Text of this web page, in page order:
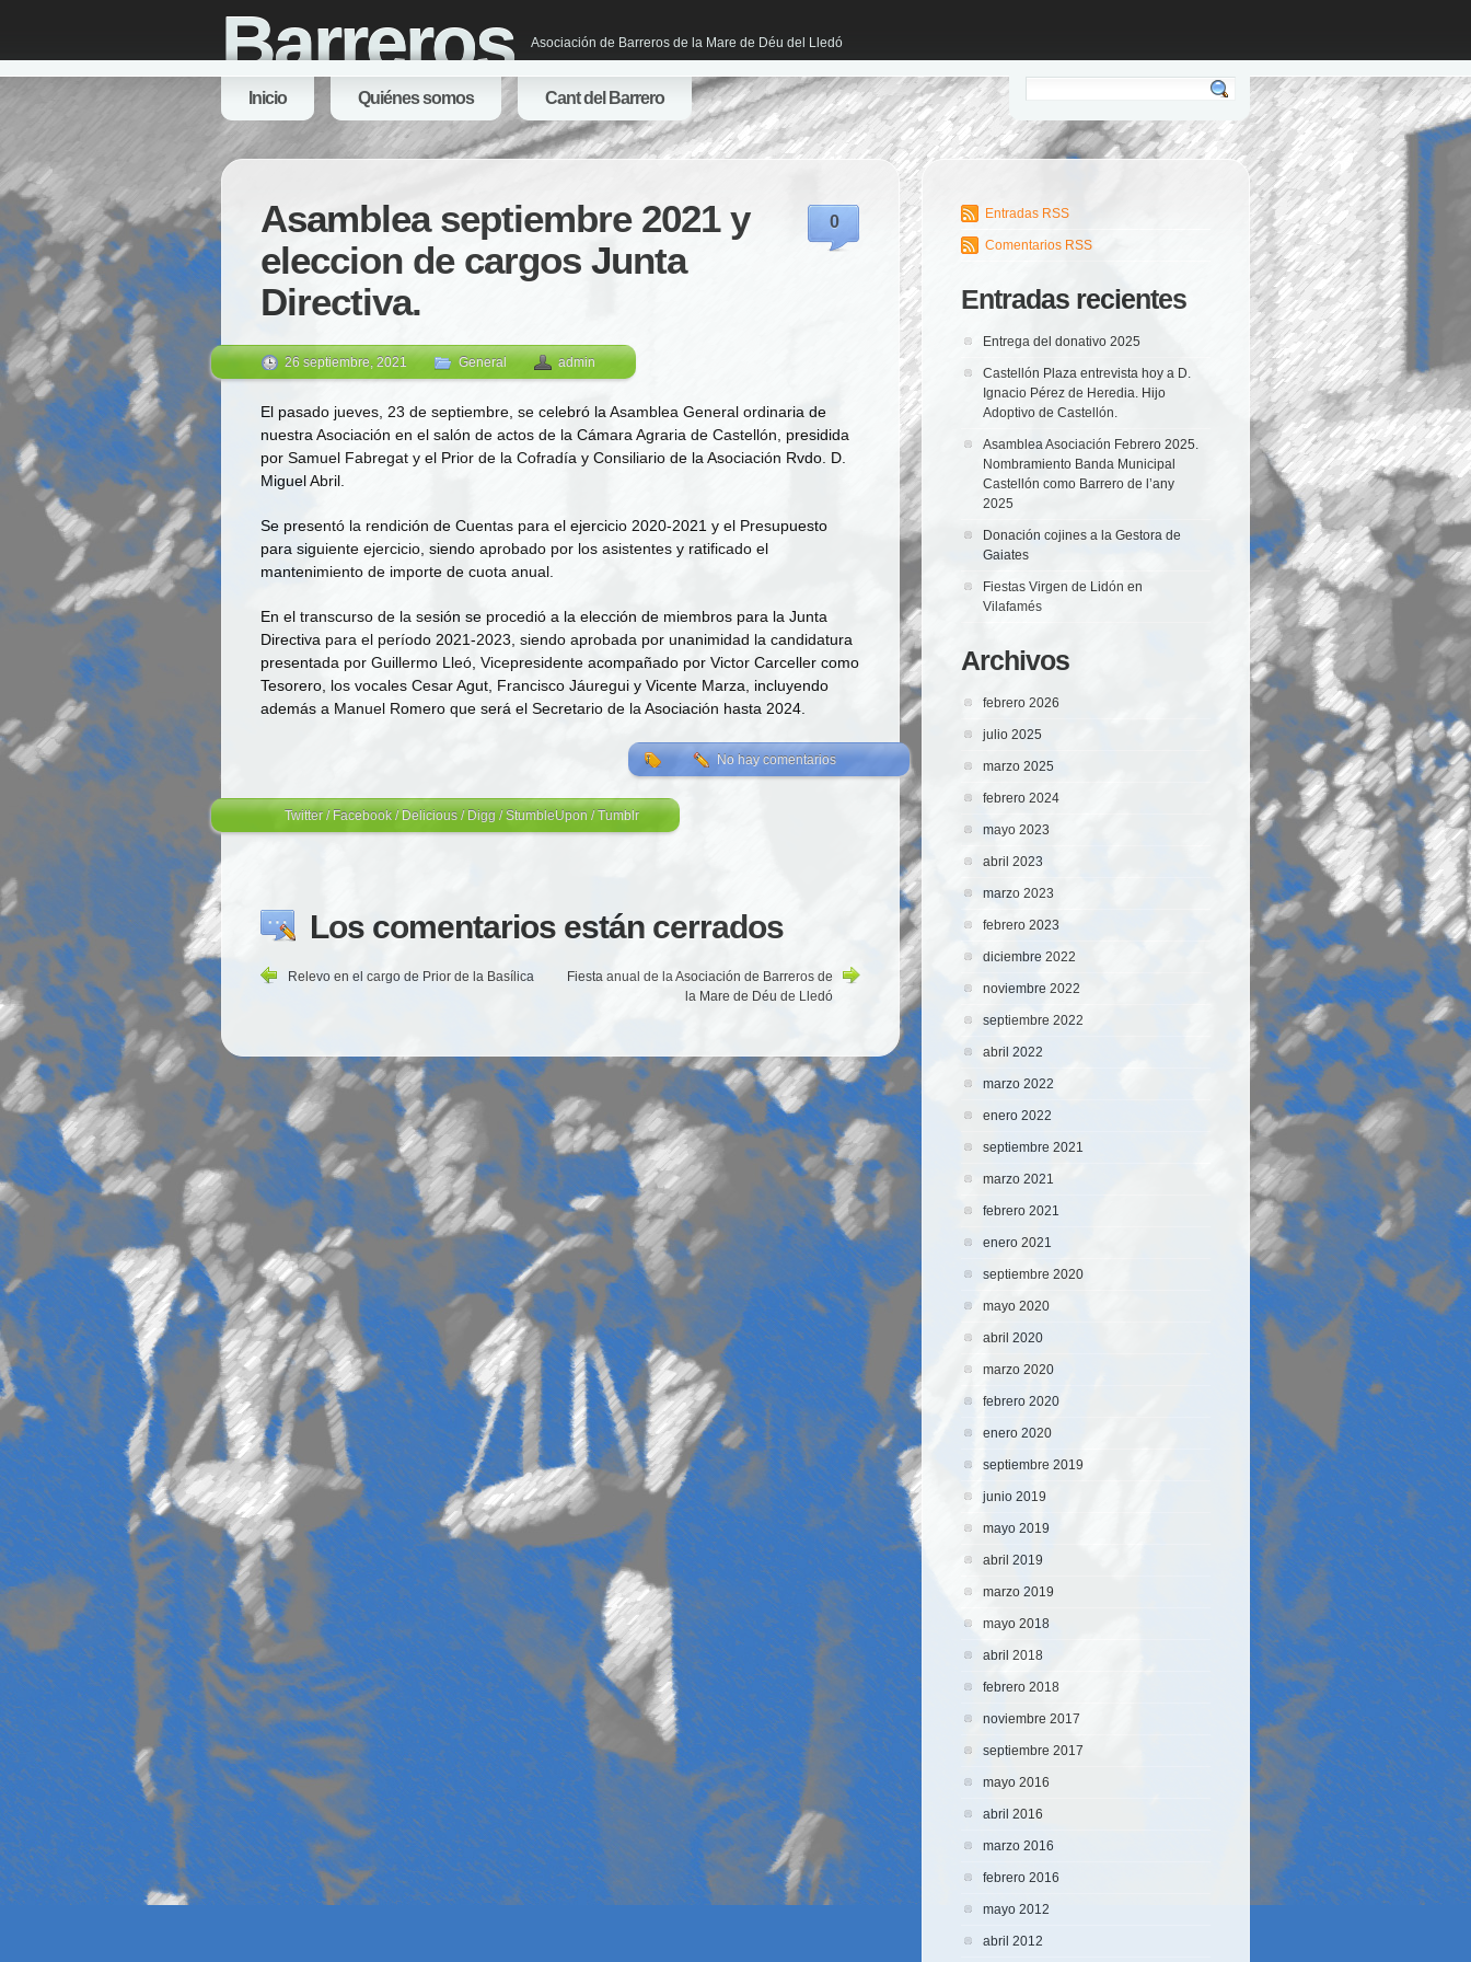
Barreros Asociación de Barreros de la Mare de Déu del Lledó
Inicio Quiénes somos Cant del Barrero
Asamblea septiembre 2021 y
eleccion de cargos Junta
Directiva.
0
26 septiembre, 2021 General admin
El pasado jueves, 23 de septiembre, se celebró la Asamblea General ordinaria de
nuestra Asociación en el salón de actos de la Cámara Agraria de Castellón, presidida
por Samuel Fabregat y el Prior de la Cofradía y Consiliario de la Asociación Rvdo. D.
Miguel Abril.
Se presentó la rendición de Cuentas para el ejercicio 2020-2021 y el Presupuesto
para siguiente ejercicio, siendo aprobado por los asistentes y ratificado el
mantenimiento de importe de cuota anual.
En el transcurso de la sesión se procedió a la elección de miembros para la Junta
Directiva para el período 2021-2023, siendo aprobada por unanimidad la candidatura
presentada por Guillermo Lleó, Vicepresidente acompañado por Victor Carceller como
Tesorero, los vocales Cesar Agut, Francisco Jáuregui y Vicente Marza, incluyendo
además a Manuel Romero que será el Secretario de la Asociación hasta 2024.
No hay comentarios
Twitter/Facebook /Delicious / Digg /StumbleUpon /Tumblr
Los comentarios están cerrados
Relevo en el cargo de Prior de la Basílica
Fiesta anual de la Asociación de Barreros de
la Mare de Déu de Lledó
Entradas RSS
Comentarios RSS
Entradas recientes
Entrega del donativo 2025
Castellón Plaza entrevista hoy a D.
Ignacio Pérez de Heredia. Hijo
Adoptivo de Castellón.
Asamblea Asociación Febrero 2025.
Nombramiento Banda Municipal
Castellón como Barrero de l’any
2025
Donación cojines a la Gestora de
Gaiates
Fiestas Virgen de Lidón en
Vilafamés
Archivos
febrero 2026
julio 2025
marzo 2025
febrero 2024
mayo 2023
abril 2023
marzo 2023
febrero 2023
diciembre 2022
noviembre 2022
septiembre 2022
abril 2022
marzo 2022
enero 2022
septiembre 2021
marzo 2021
febrero 2021
enero 2021
septiembre 2020
mayo 2020
abril 2020
marzo 2020
febrero 2020
enero 2020
septiembre 2019
junio 2019
mayo 2019
abril 2019
marzo 2019
mayo 2018
abril 2018
febrero 2018
noviembre 2017
septiembre 2017
mayo 2016
abril 2016
marzo 2016
febrero 2016
mayo 2012
abril 2012